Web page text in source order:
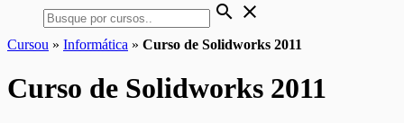
search close
Cursou » Informática » Curso de Solidworks 2011
Curso de Solidworks 2011